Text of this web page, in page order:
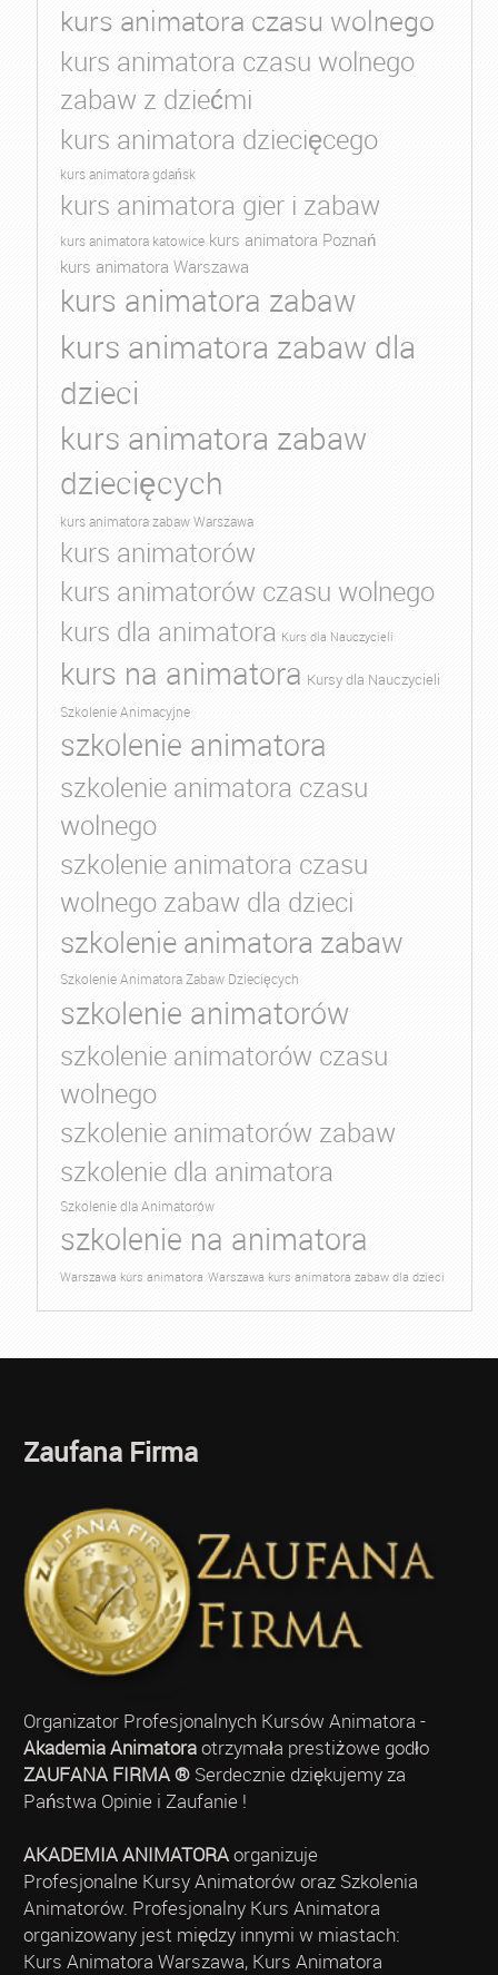
kurs animatora czasu wolnego
kurs animatora czasu wolnego
zabaw z dziećmi
kurs animatora dziecięcego
kurs animatora gdańsk
kurs animatora gier i zabaw
kurs animatora katowice kurs animatora Poznań
kurs animatora Warszawa
kurs animatora zabaw
kurs animatora zabaw dla
dzieci
kurs animatora zabaw
dziecięcych
kurs animatora zabaw Warszawa
kurs animatorów
kurs animatorów czasu wolnego
kurs dla animatora Kurs dla Nauczycieli
kurs na animatora Kursy dla Nauczycieli
Szkolenie Animacyjne
szkolenie animatora
szkolenie animatora czasu
wolnego
szkolenie animatora czasu
wolnego zabaw dla dzieci
szkolenie animatora zabaw
Szkolenie Animatora Zabaw Dziecięcych
szkolenie animatorów
szkolenie animatorów czasu
wolnego
szkolenie animatorów zabaw
szkolenie dla animatora
Szkolenie dla Animatorów
szkolenie na animatora
Warszawa kurs animatora Warszawa kurs animatora zabaw dla dzieci
Zaufana Firma
Organizator Profesjonalnych Kursów Animatora -
Akademia Animatoraotrzymała prestiżowe godło
ZAUFANA FIRMA ®Serdecznie dziękujemy za
Państwa Opinie i Zaufanie !
AKADEMIA ANIMATORAorganizuje
Profesjonalne Kursy Animatorów oraz Szkolenia
Animatorów. Profesjonalny Kurs Animatora
organizowany jest między innymi w miastach:
Kurs Animatora Warszawa, Kurs Animatora